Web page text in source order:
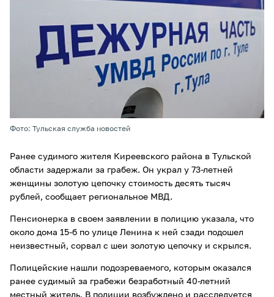
Фото: Тульская служба новостей
Ранее судимого жителя Киреевского района в Тульской
области задержали за грабеж. Он украл у 73-летней
женщины золотую цепочку стоимость десять тысяч
рублей, сообщает региональное МВД.
Пенсионерка в своем заявлении в полицию указала, что
около дома 15-б по улице Ленина к ней сзади подошел
неизвестный, сорвал с шеи золотую цепочку и скрылся.
Полицейские нашли подозреваемого, которым оказался
ранее судимый за грабежи безработный 40-летний
местный житель. В полиции возбуждено и расследуется